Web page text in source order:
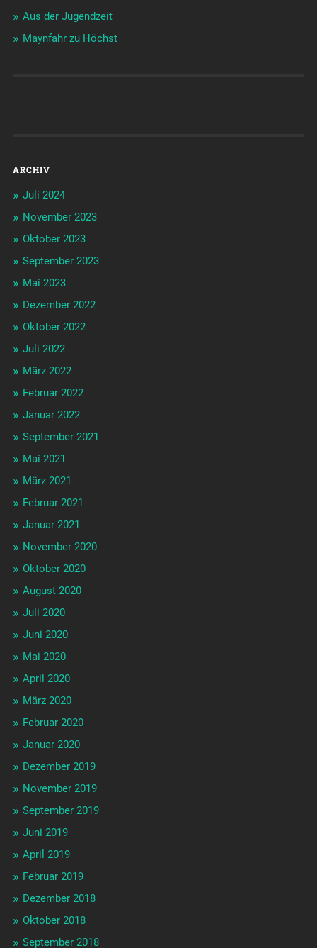
Aus der Jugendzeit
Maynfahr zu Höchst
ARCHIV
Juli 2024
November 2023
Oktober 2023
September 2023
Mai 2023
Dezember 2022
Oktober 2022
Juli 2022
März 2022
Februar 2022
Januar 2022
September 2021
Mai 2021
März 2021
Februar 2021
Januar 2021
November 2020
Oktober 2020
August 2020
Juli 2020
Juni 2020
Mai 2020
April 2020
März 2020
Februar 2020
Januar 2020
Dezember 2019
November 2019
September 2019
Juni 2019
April 2019
Februar 2019
Dezember 2018
Oktober 2018
September 2018